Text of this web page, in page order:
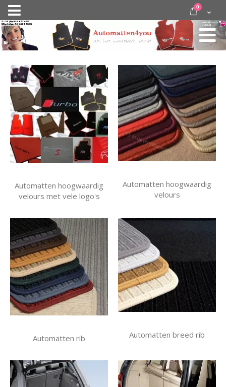
Nav
activeren
door
inhoud
Cart
0 items
Automatten hoogwaardig
velours met vele logo's
Automatten hoogwaardig
velours
Automatten rib Automatten breed rib